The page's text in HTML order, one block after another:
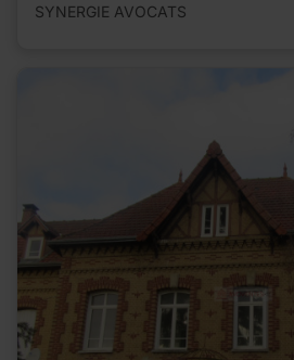
SYNERGIE AVOCATS